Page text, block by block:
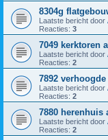
8304g
Laatste bericht door
Reacties: 3
7049 kerktoren
Laatste bericht door
Reacties: 2
7892
Laatste bericht door
Reacties: 2
7880 herenhuis
Laatste bericht door
Reacties: 2